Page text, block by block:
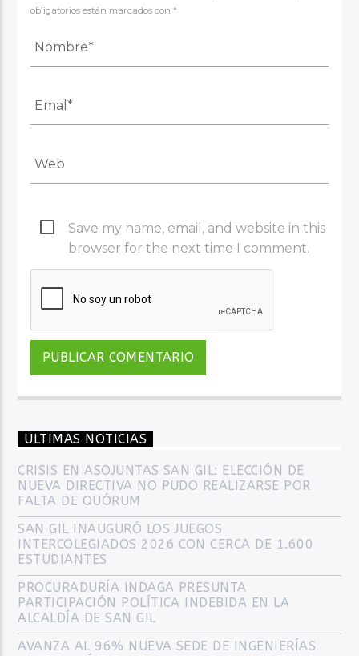
obligatorios están marcados con *
Save my name, email, and website in this
browser for the next time I comment.
ULTIMAS NOTICIAS
CRISIS EN ASOJUNTAS SAN GIL: ELECCIÓN DE
NUEVA DIRECTIVA NO PUDO REALIZARSE POR
FALTA DE QUÓRUM
SAN GIL INAUGURÓ LOS JUEGOS
INTERCOLEGIADOS 2026 CON CERCA DE 1.600
ESTUDIANTES
PROCURADURÍA INDAGA PRESUNTA
PARTICIPACIÓN POLÍTICA INDEBIDA EN LA
ALCALDÍA DE SAN GIL
AVANZA AL 96% NUEVA SEDE DE INGENIERÍAS